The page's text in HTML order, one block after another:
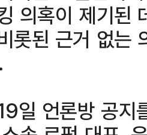
의혹이 제기된
롯된 근거 없는
일 언론방 공